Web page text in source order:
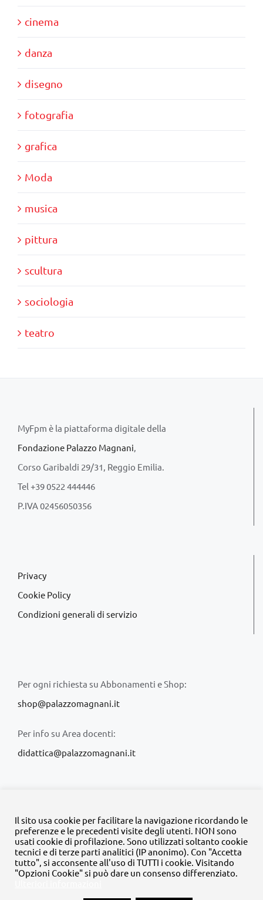
cinema
danza
disegno
fotografia
grafica
Moda
musica
pittura
scultura
sociologia
teatro
MyFpm è la piattaforma digitale della
Fondazione Palazzo Magnani,
Corso Garibaldi 29/31, Reggio Emilia.
Tel +39 0522 444446
P.IVA 02456050356
Privacy
Cookie Policy
Condizioni generali di servizio
Per ogni richiesta su Abbonamenti e Shop:
shop@palazzomagnani.it
Per info su Area docenti:
didattica@palazzomagnani.it
© Copyright 2020 -2026 | Tutti i diritti riservati | MyFpm è un
progetto dellaFondazione Palazzo Magnani
Il sito usa cookie per facilitare la navigazione ricordando le
preferenze e le precedenti visite degli utenti. NON sono
usati cookie di profilazione. Sono utilizzati soltanto cookie
tecnici e di terze parti analitici (IP anonimo). Con "Accetta
tutto", si acconsente all'uso di TUTTI i cookie. Visitando
"Opzioni Cookie" si può dare un consenso differenziato.